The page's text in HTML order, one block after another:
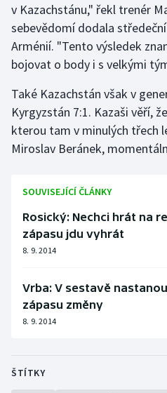
v Kazachstánu," řekl trenér
sebevědomí dodala
Arménií. "Tento výsledek
bojovat o body i s velkými
Také Kazachstán však v
Kyrgyzstán 7:1. Kazaši věří,
kterou tam v minulých třech
Miroslav Beránek,
SOUVISEJÍCÍ ČLÁNKY
Rosický: Nechci hrát na
zápasu jdu vyhrát
8. 9. 2014
Vrba: V sestavě
zápasu změny
8. 9. 2014
ŠTÍTKY